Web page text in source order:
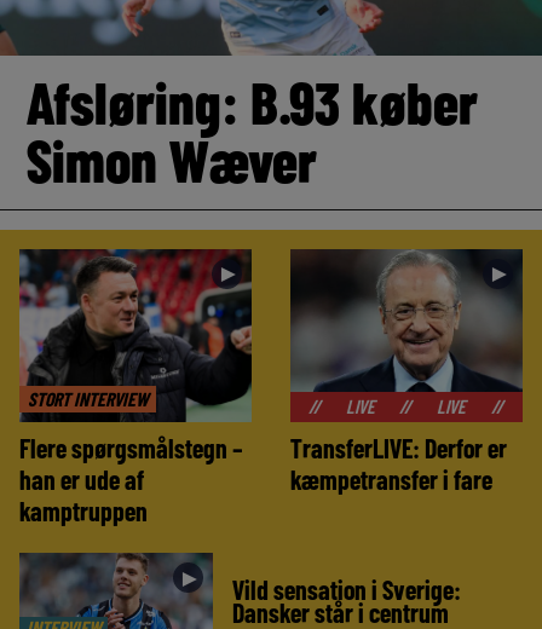
Afsløring: B.93 køber
Simon Wæver
STORT INTERVIEW
►
Flere spørgsmålstegn –
han er ude af
kamptruppen
►
// LIVE LIVE
TransferLIVE: Derfor er
kæmpetransfer i fare
► Vild sensation i Sverige:
Dansker står i centrum